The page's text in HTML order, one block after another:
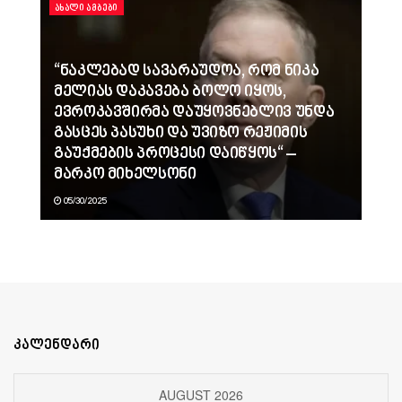
ᲐᲮᲐᲚᲘ ᲐᲛᲑᲔᲑᲘ
“ნაკლებად სავარაუდოა, რომ ნიკა
მელიას დაკავება ბოლო იყოს,
ევროკავშირმა დაუყოვნებლივ უნდა
გასცეს პასუხი და უვიზო რეჟიმის
გაუქმების პროცესი დაიწყოს“ –
მარკო მიხელსონი
05/30/2025
კალენდარი
AUGUST 2026